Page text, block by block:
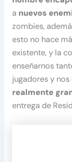
a nuevos
zombies,
esto no hace
existente, y la
enseñarnos
jugadores y
realmente
entrega de